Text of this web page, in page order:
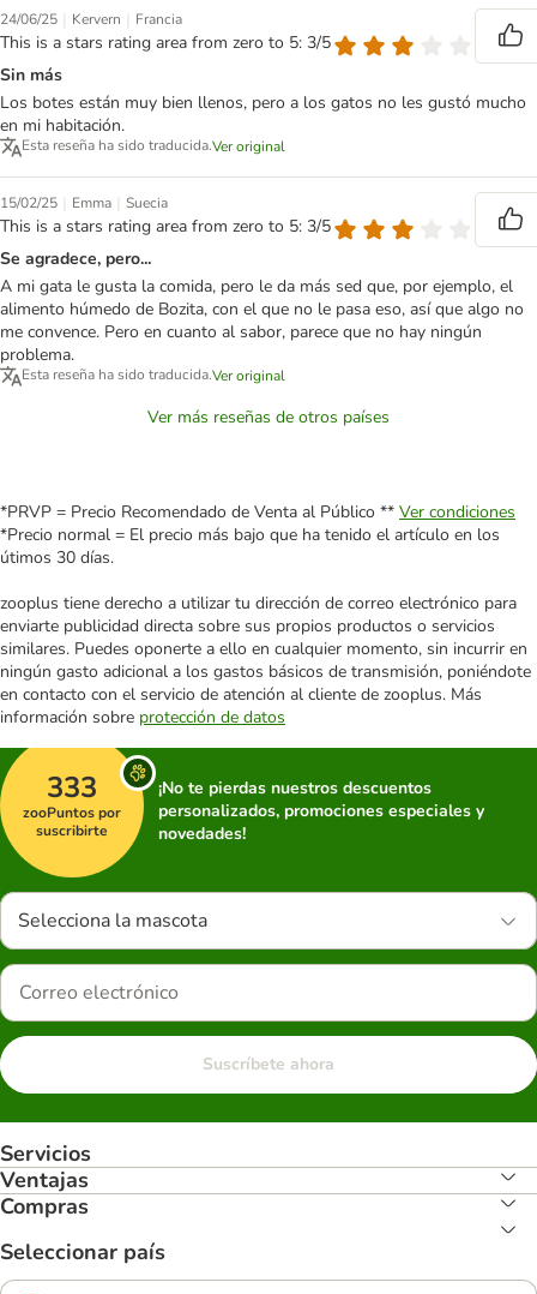
24/06/25 | Kervern | Francia
This is a stars rating area from zero to 5: 3/5
Sin más
Los botes están muy bien llenos, pero a los gatos no les gustó mucho
en mi habitación.
Esta reseña ha sido traducida.Ver original
15/02/25 | Emma | Suecia
This is a stars rating area from zero to 5: 3/5
Se agradece, pero...
A mi gata le gusta la comida, pero le da más sed que, por ejemplo, el
alimento húmedo de Bozita, con el que no le pasa eso, así que algo no
me convence. Pero en cuanto al sabor, parece que no hay ningún
problema.
Esta reseña ha sido traducida.Ver original
Ver más reseñas de otros países
*PRVP = Precio Recomendado de Venta al Público ** Ver condiciones
*Precio normal = El precio más bajo que ha tenido el artículo en los
útimos 30 días.
zooplus tiene derecho a utilizar tu dirección de correo electrónico para
enviarte publicidad directa sobre sus propios productos o servicios
similares. Puedes oponerte a ello en cualquier momento, sin incurrir en
ningún gasto adicional a los gastos básicos de transmisión, poniéndote
en contacto con el servicio de atención al cliente de zooplus. Más
información sobre protección de datos
333
zooPuntos por
suscribirte
¡No te pierdas nuestros descuentos
personalizados, promociones especiales y
novedades!
Selecciona la mascota
Suscríbete ahora
Servicios
Ventajas
Compras
Seleccionar país